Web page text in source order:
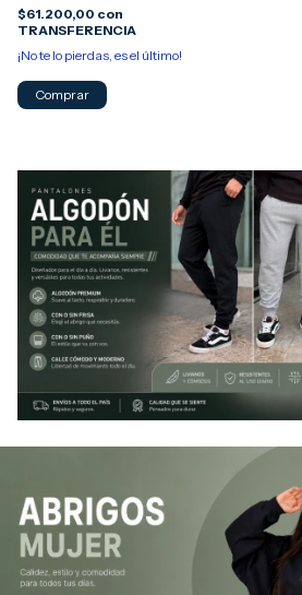
$61.200,00 con
TRANSFERENCIA
¡No te lo pierdas, es el último!
Comprar